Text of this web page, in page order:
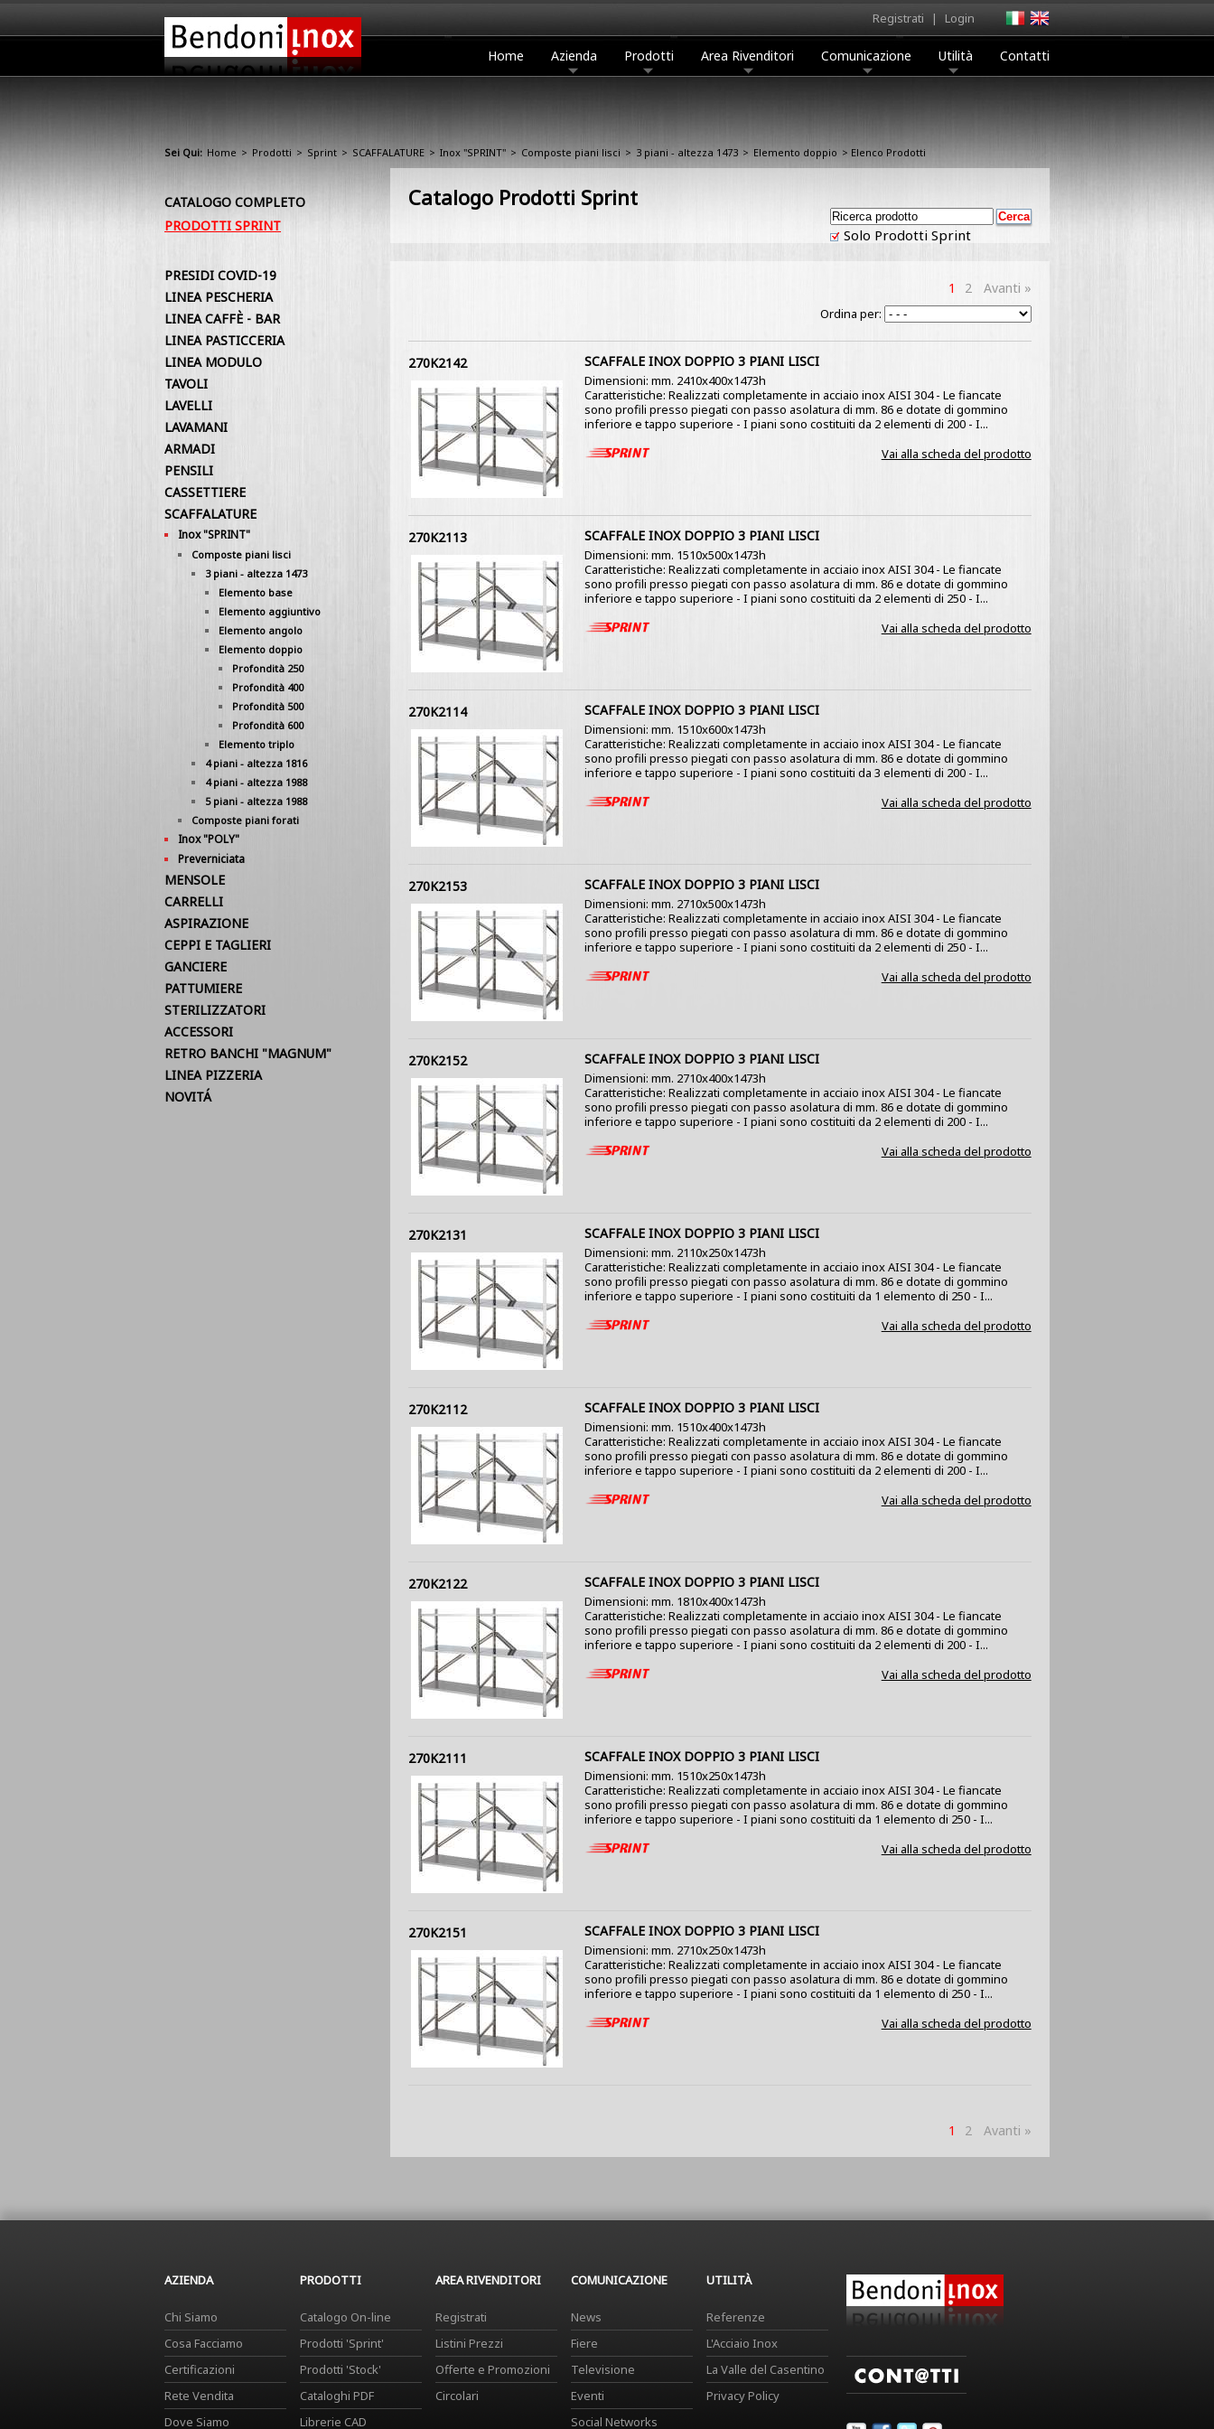
Registrati | Login
Home Azienda Prodotti Area Rivenditori Comunicazione Utilità Contatti
Sei Qui: Home > Prodotti > Sprint > SCAFFALATURE > Inox "SPRINT" > Composte piani lisci > 3 piani - altezza 1473 > Elemento doppio > Elenco Prodotti
Catalogo Prodotti Sprint
Solo Prodotti Sprint
1 2 Avanti »
Ordina per:
270K2142 SCAFFALE INOX DOPPIO 3 PIANI LISCI
Dimensioni: mm. 2410x400x1473h
Caratteristiche: Realizzati completamente in acciaio inox AISI 304 - Le fiancate
sono profili presso piegati con passo asolatura di mm. 86 e dotate di gommino
inferiore e tappo superiore - I piani sono costituiti da 2 elementi di 200 - I...
Vai alla scheda del prodotto
270K2113 SCAFFALE INOX DOPPIO 3 PIANI LISCI
Dimensioni: mm. 1510x500x1473h
Caratteristiche: Realizzati completamente in acciaio inox AISI 304 - Le fiancate
sono profili presso piegati con passo asolatura di mm. 86 e dotate di gommino
inferiore e tappo superiore - I piani sono costituiti da 2 elementi di 250 - I...
Vai alla scheda del prodotto
270K2114 SCAFFALE INOX DOPPIO 3 PIANI LISCI
Dimensioni: mm. 1510x600x1473h
Caratteristiche: Realizzati completamente in acciaio inox AISI 304 - Le fiancate
sono profili presso piegati con passo asolatura di mm. 86 e dotate di gommino
inferiore e tappo superiore - I piani sono costituiti da 3 elementi di 200 - I...
Vai alla scheda del prodotto
270K2153 SCAFFALE INOX DOPPIO 3 PIANI LISCI
Dimensioni: mm. 2710x500x1473h
Caratteristiche: Realizzati completamente in acciaio inox AISI 304 - Le fiancate
sono profili presso piegati con passo asolatura di mm. 86 e dotate di gommino
inferiore e tappo superiore - I piani sono costituiti da 2 elementi di 250 - I...
Vai alla scheda del prodotto
270K2152 SCAFFALE INOX DOPPIO 3 PIANI LISCI
Dimensioni: mm. 2710x400x1473h
Caratteristiche: Realizzati completamente in acciaio inox AISI 304 - Le fiancate
sono profili presso piegati con passo asolatura di mm. 86 e dotate di gommino
inferiore e tappo superiore - I piani sono costituiti da 2 elementi di 200 - I...
Vai alla scheda del prodotto
270K2131 SCAFFALE INOX DOPPIO 3 PIANI LISCI
Dimensioni: mm. 2110x250x1473h
Caratteristiche: Realizzati completamente in acciaio inox AISI 304 - Le fiancate
sono profili presso piegati con passo asolatura di mm. 86 e dotate di gommino
inferiore e tappo superiore - I piani sono costituiti da 1 elemento di 250 - I...
Vai alla scheda del prodotto
270K2112 SCAFFALE INOX DOPPIO 3 PIANI LISCI
Dimensioni: mm. 1510x400x1473h
Caratteristiche: Realizzati completamente in acciaio inox AISI 304 - Le fiancate
sono profili presso piegati con passo asolatura di mm. 86 e dotate di gommino
inferiore e tappo superiore - I piani sono costituiti da 2 elementi di 200 - I...
Vai alla scheda del prodotto
270K2122 SCAFFALE INOX DOPPIO 3 PIANI LISCI
Dimensioni: mm. 1810x400x1473h
Caratteristiche: Realizzati completamente in acciaio inox AISI 304 - Le fiancate
sono profili presso piegati con passo asolatura di mm. 86 e dotate di gommino
inferiore e tappo superiore - I piani sono costituiti da 2 elementi di 200 - I...
Vai alla scheda del prodotto
270K2111 SCAFFALE INOX DOPPIO 3 PIANI LISCI
Dimensioni: mm. 1510x250x1473h
Caratteristiche: Realizzati completamente in acciaio inox AISI 304 - Le fiancate
sono profili presso piegati con passo asolatura di mm. 86 e dotate di gommino
inferiore e tappo superiore - I piani sono costituiti da 1 elemento di 250 - I...
Vai alla scheda del prodotto
270K2151 SCAFFALE INOX DOPPIO 3 PIANI LISCI
Dimensioni: mm. 2710x250x1473h
Caratteristiche: Realizzati completamente in acciaio inox AISI 304 - Le fiancate
sono profili presso piegati con passo asolatura di mm. 86 e dotate di gommino
inferiore e tappo superiore - I piani sono costituiti da 1 elemento di 250 - I...
Vai alla scheda del prodotto
1 2 Avanti »
CATALOGO COMPLETO
PRODOTTI SPRINT
PRESIDI COVID-19
LINEA PESCHERIA
LINEA CAFFÈ - BAR
LINEA PASTICCERIA
LINEA MODULO
TAVOLI
LAVELLI
LAVAMANI
ARMADI
PENSILI
CASSETTIERE
SCAFFALATURE
Inox "SPRINT"
Composte piani lisci
3 piani - altezza 1473
Elemento base
Elemento aggiuntivo
Elemento angolo
Elemento doppio
Profondità 250
Profondità 400
Profondità 500
Profondità 600
Elemento triplo
4 piani - altezza 1816
4 piani - altezza 1988
5 piani - altezza 1988
Composte piani forati
Inox "POLY"
Preverniciata
MENSOLE
CARRELLI
ASPIRAZIONE
CEPPI E TAGLIERI
GANCIERE
PATTUMIERE
STERILIZZATORI
ACCESSORI
RETRO BANCHI "MAGNUM"
LINEA PIZZERIA
NOVITÁ
AZIENDA
Chi Siamo
Cosa Facciamo
Certificazioni
Rete Vendita
Dove Siamo
PRODOTTI
Catalogo On-line
Prodotti 'Sprint'
Prodotti 'Stock'
Cataloghi PDF
Librerie CAD
AREA RIVENDITORI
Registrati
Listini Prezzi
Offerte e Promozioni
Circolari
COMUNICAZIONE
News
Fiere
Televisione
Eventi
Social Networks
UTILITÀ
Referenze
L'Acciaio Inox
La Valle del Casentino
Privacy Policy